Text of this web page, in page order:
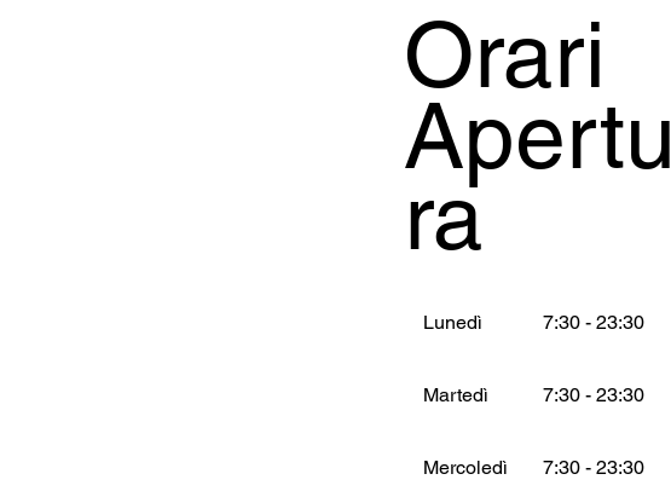
Mercoledì 7:30 - 23:30
Martedì 7:30 - 23:30
Lunedì 7:30 - 23:30
Orari
Apertu
ra